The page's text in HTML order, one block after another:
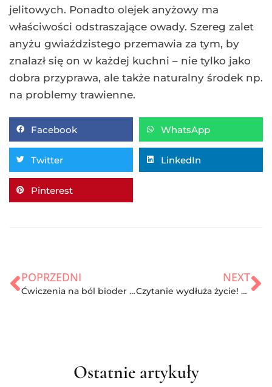
jelitowych. Ponadto olejek anyżowy ma
właściwości odstraszające owady. Szereg zalet
anyżu gwiaździstego przemawia za tym, by
znalazł się on w każdej kuchni – nie tylko jako
dobra przyprawa, ale także naturalny środek np.
na problemy trawienne.
Facebook WhatsApp
Twitter LinkedIn
Pinterest
POPRZEDNI
Ćwiczenia na ból bioder – ćwiczenia wzmacniające staw biodrowy
NEXT
Czytanie wydłuża życie! Dlaczego warto czytać?
Ostatnie artykuły